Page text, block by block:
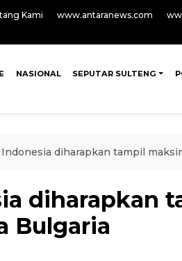
Kami www.antaranews.com
NASIONAL SEPUTAR SULTENG
diharapkan tampil
diharapkan
Bulgaria